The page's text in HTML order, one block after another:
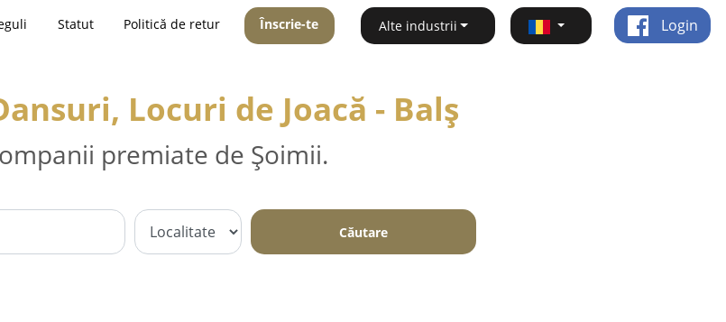
Statut Politică de retur Înscrie-te Alte industrii Login
Locuri de Joacă - Balş
premiate de Șoimii.
Căutare